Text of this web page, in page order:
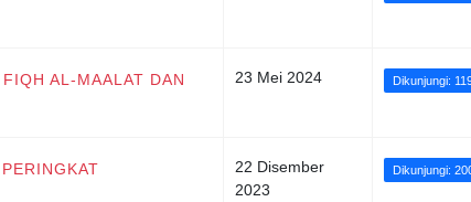
AL-MAALAT DAN
23 Mei 2024 Dikunjungi:
22 Disember
2023
Dikunjungi: